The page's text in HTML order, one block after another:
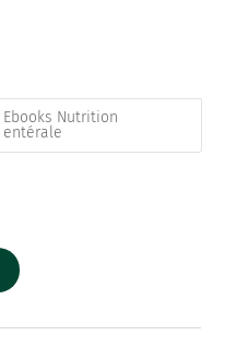
Ebooks Nutrition
entérale